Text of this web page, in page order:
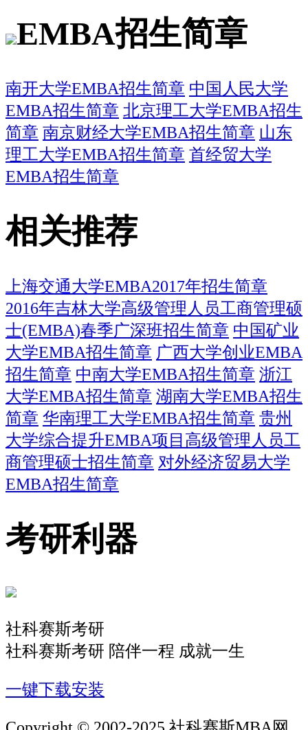
EMBA招生简章
南开大学EMBA招生简章 中国人民大学
EMBA招生简章 北京理工大学EMBA招生
简章 南京财经大学EMBA招生简章 山东
理工大学EMBA招生简章 首经贸大学
EMBA招生简章
相关推荐
上海交通大学EMBA2017年招生简章
2016年吉林大学高级管理人员工商管理硕
士(EMBA)春季广深班招生简章 中国矿业
大学EMBA招生简章 广西大学创业EMBA
招生简章 中南大学EMBA招生简章 浙江
大学EMBA招生简章 湖南大学EMBA招生
简章 华南理工大学EMBA招生简章 贵州
大学综合提升EMBA项目高级管理人员工
商管理硕士招生简章 对外经济贸易大学
EMBA招生简章
考研利器
社科赛斯考研
社科赛斯考研 陪伴一程 成就一生
一键下载安装